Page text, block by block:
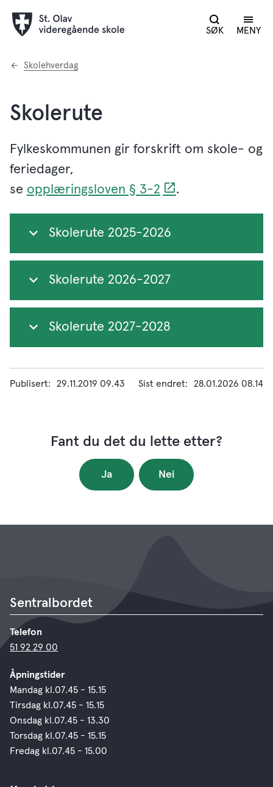
SØK MENY
Du
Skolehverdag
Skolerute
Fylkeskommunen gir forskrift om skole- og
feriedager,
se opplæringsloven § 3-2 .
Skolerute 2025-2026
Skolerute 2026-2027
Skolerute 2027-2028
Publisert 29.11.2019 09.43 Sist endret 28.01.2026 08.14
Fant du det du lette etter?
Ja Nei
Sentralbordet
Telefon
51 92 29 00
Åpningstider
Mandag kl.07.45 - 15.15
Tirsdag kl.07.45 - 15.15
Onsdag kl.07.45 - 13.30
Torsdag kl.07.45 - 15.15
Fredag kl.07.45 - 15.00